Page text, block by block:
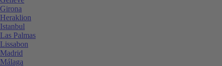
Girona
Heraklion
Istanbul
Las Palmas
Lissabon
Madrid
Málaga